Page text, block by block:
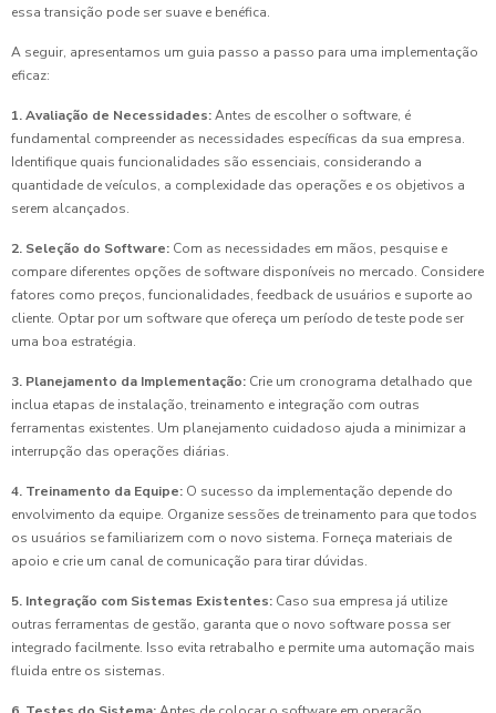
essa transição pode ser suave e benéfica.
A seguir, apresentamos um guia passo a passo para uma implementação
eficaz:
1. Avaliação de Necessidades:Antes de escolher o software, é
fundamental compreender as necessidades específicas da sua empresa.
Identifique quais funcionalidades são essenciais, considerando a
quantidade de veículos, a complexidade das operações e os objetivos a
serem alcançados.
2. Seleção do Software: Com as necessidades em mãos, pesquise e
compare diferentes opções de software disponíveis no mercado. Considere
fatores como preços, funcionalidades, feedback de usuários e suporte ao
cliente. Optar por um software que ofereça um período de teste pode ser
uma boa estratégia.
3. Planejamento da Implementação: Crie um cronograma detalhado que
inclua etapas de instalação, treinamento e integração com outras
ferramentas existentes. Um planejamento cuidadoso ajuda a minimizar a
interrupção das operações diárias.
4. Treinamento da Equipe: O sucesso da implementação depende do
envolvimento da equipe. Organize sessões de treinamento para que todos
os usuários se familiarizem com o novo sistema. Forneça materiais de
apoio e crie um canal de comunicação para tirar dúvidas.
5. Integração com Sistemas Existentes: Caso sua empresa já utilize
outras ferramentas de gestão, garanta que o novo software possa ser
integrado facilmente. Isso evita retrabalho e permite uma automação mais
fluida entre os sistemas.